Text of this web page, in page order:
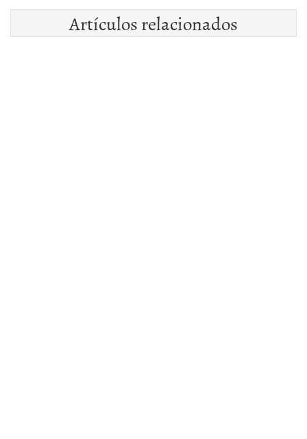
Artículos relacionados